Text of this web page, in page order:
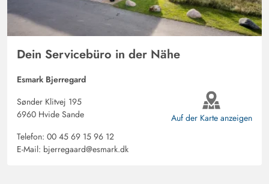
Dein Servicebüro in der Nähe
Esmark Bjerregard
Sønder Klitvej 195
6960 Hvide Sande
Telefon: 00 45 69 15 96 12
E-Mail: bjerregaard@esmark.dk
Auf der Karte anzeigen